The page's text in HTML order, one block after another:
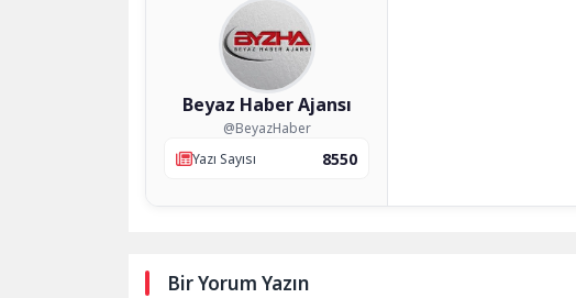
Beyaz Haber Ajansı
@BeyazHaber
Yazı Sayısı
8550
Bir Yorum Yazın